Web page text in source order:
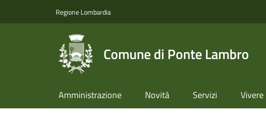
Regione Lombardia
Comune di Ponte Lambro
Amministrazione Novità Servizi